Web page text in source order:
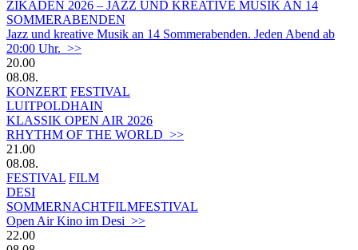
ZIKADEN 2026 – JAZZ UND KREATIVE MUSIK AN 14
SOMMERABENDEN
Jazz und kreative Musik an 14 Sommerabenden. Jeden Abend ab
20:00 Uhr. >>
20.00
08.08.
KONZERT FESTIVAL
LUITPOLDHAIN
KLASSIK OPEN AIR 2026
RHYTHM OF THE WORLD >>
21.00
08.08.
FESTIVAL FILM
DESI
SOMMERNACHTFILMFESTIVAL
Open Air Kino im Desi >>
22.00